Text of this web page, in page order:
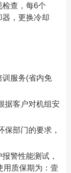
查，每6个
器，更换冷却
服务(省内免
据客户对机组安
部门的要求，
警性能测试，
用质保期为：壹